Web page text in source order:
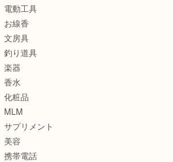
電動工具
お線香
文房具
釣り道具
楽器
香水
化粧品
MLM
サプリメント
美容
携帯電話